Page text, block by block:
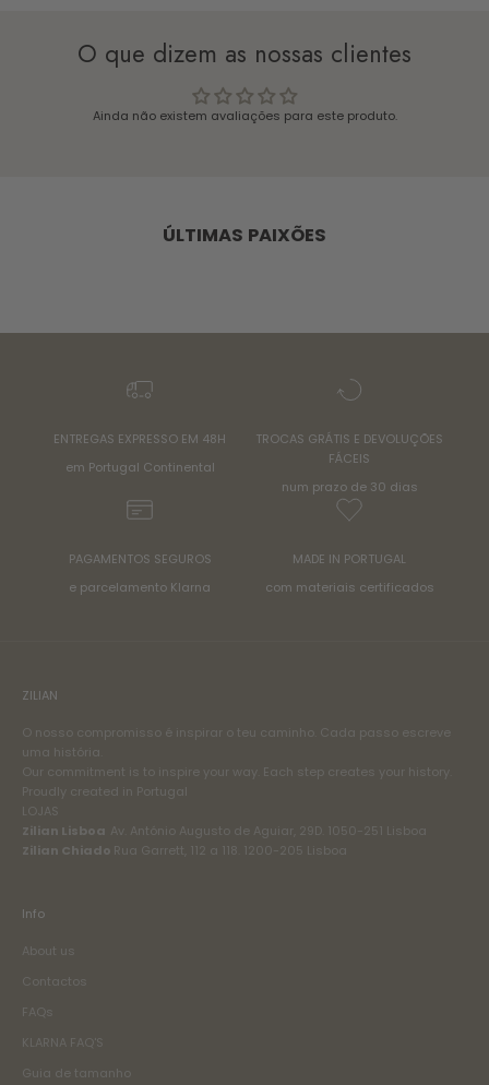
O que dizem as nossas clientes
Ainda não existem avaliações para este produto.
ÚLTIMAS PAIXÕES
ENTREGAS EXPRESSO EM 48H
em Portugal Continental
TROCAS GRÁTIS E DEVOLUÇÕES
FÁCEIS
num prazo de 30 dias
PAGAMENTOS SEGUROS
e parcelamento Klarna
MADE IN PORTUGAL
com materiais certificados
ZILIAN
O nosso compromisso é inspirar o teu caminho. Cada passo escreve
uma história.
Our commitment is to inspire your way. Each step creates your history.
Proudly created in Portugal
LOJAS
Zilian Lisboa Av. António Augusto de Aguiar, 29D. 1050-251 Lisboa
Zilian Chiado Rua Garrett, 112 a 118. 1200-205 Lisboa
Info
About us
Contactos
FAQs
KLARNA FAQ'S
Guia de tamanho